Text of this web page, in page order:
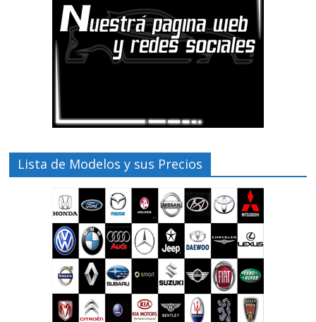
Lista de Modelos y sus Precios